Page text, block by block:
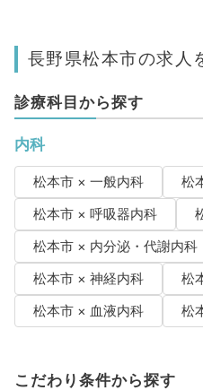
長野県松本市の求人
診療科目から探す
内科
松本市 × 一般内科
松
松本市 × 呼吸器内科
松本市 × 内分泌・代謝内科
松本市 × 神経内科
松
松本市 × 血液内科
松
こだわり条件から探す